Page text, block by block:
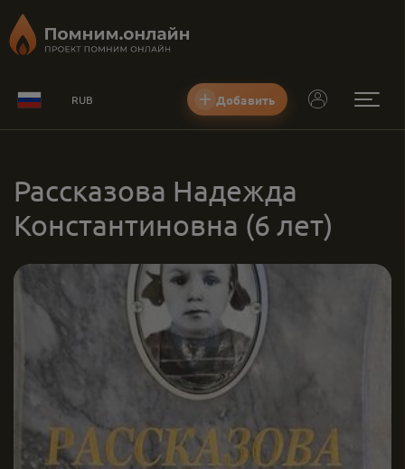
RUB Добавить
Рассказова Надежда
Константиновна (6 лет)